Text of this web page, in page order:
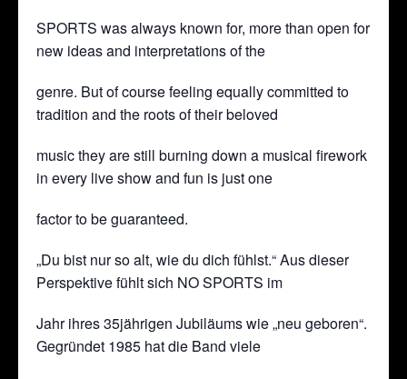
SPORTS was always known for, more than open for
new ideas and interpretations of the
genre. But of course feeling equally committed to
tradition and the roots of their beloved
music they are still burning down a musical firework
in every live show and fun is just one
factor to be guaranteed.
„Du bist nur so alt, wie du dich fühlst.“ Aus dieser
Perspektive fühlt sich NO SPORTS im
Jahr ihres 35jährigen Jubiläums wie „neu geboren“.
Gegründet 1985 hat die Band viele